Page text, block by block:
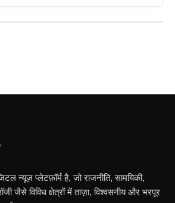
न्यूज़ प्लेटफ़ॉर्म है, जो राजनीति, सामयिकी,
जैसे विविध क्षेत्रों में ताज़ा, विश्वसनीय और भरपूर